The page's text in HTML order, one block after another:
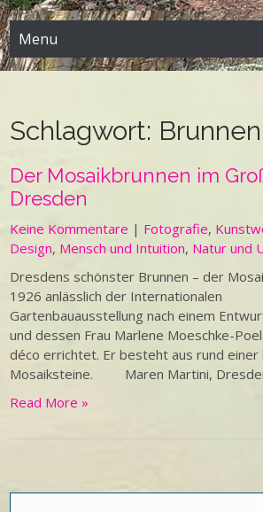
Menu
Schlagwort: Brunnen
Der Mosaikbrunnen im
Dresden
Keine Kommentare | Fotografie,
Design, Mensch und Intuition, Natur und
Dresdens schönster Brunnen – der
1926 anlässlich der Internationalen
Gartenbauausstellung nach einem
und dessen Frau Marlene Moeschke-
déco errichtet. Er besteht aus rund einer
Mosaiksteine. Maren Martini,
Read More »